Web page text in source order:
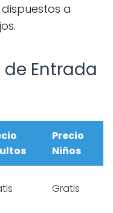
a
de Entrada
Precio
Niños
Gratis